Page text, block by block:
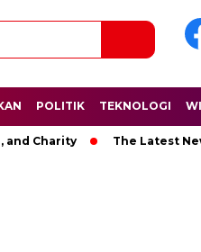
POLITIK TEKNOLOGI
Charity The Latest News